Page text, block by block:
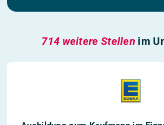
714 weitere Stellen im